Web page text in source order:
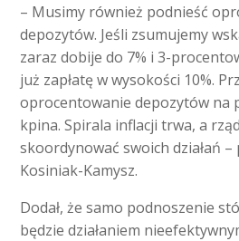
– Musimy również podnieść
depozytów. Jeśli zsumujemy
zaraz dobije do 7% i 3-
już zapłatę w wysokości 10%.
oprocentowanie depozytów na
kpina. Spirala inflacji trwa, a
skoordynować swoich działań –
Kosiniak-Kamysz.
Dodał, że samo podnoszenie
będzie działaniem